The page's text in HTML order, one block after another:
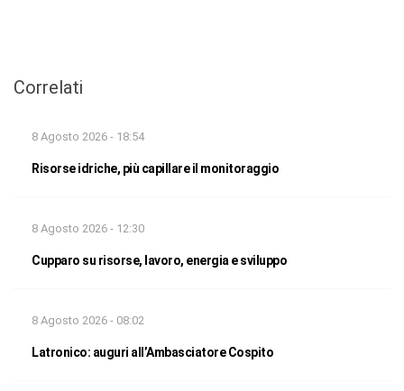
Correlati
8 Agosto 2026 - 18:54
Risorse idriche, più capillare il monitoraggio
8 Agosto 2026 - 12:30
Cupparo su risorse, lavoro, energia e sviluppo
8 Agosto 2026 - 08:02
Latronico: auguri all’Ambasciatore Cospito